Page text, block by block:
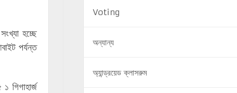
হচ্ছে
পর্যন্ত
গিগাহার্জ
Voting
অন্যান্য
অ্যান্ড্রয়েড ক্লাসরুম